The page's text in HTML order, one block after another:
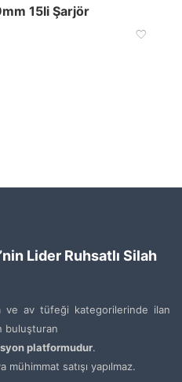
15li Şarjör
Lider Ruhsatlı Silah
ve av tüfeği kategorilerinde ilan
buluşturan
platformudur.
mühimmat satışı yapılmaz.